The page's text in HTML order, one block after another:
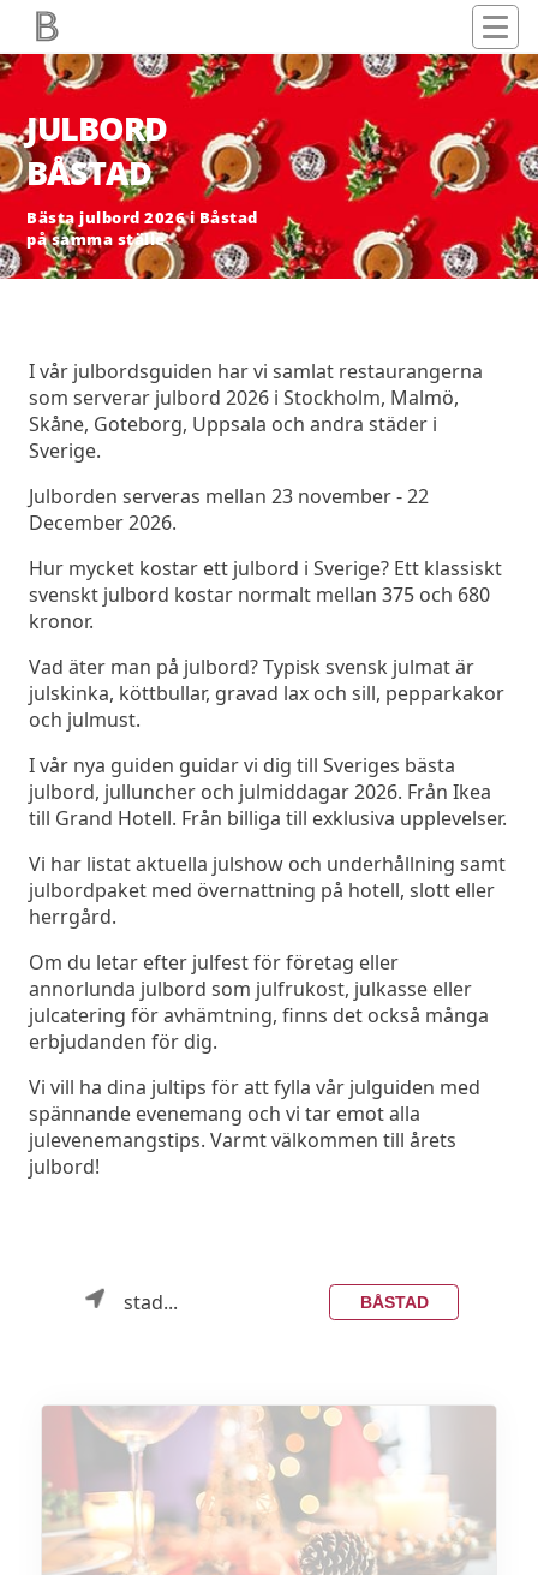
JULBORD
BÅSTAD
Bästa julbord 2026 i Båstad
på samma ställe
I vår julbordsguiden har vi samlat restaurangerna
som serverar julbord 2026 i Stockholm, Malmö,
Skåne, Goteborg, Uppsala och andra städer i
Sverige.
Julborden serveras mellan 23 november - 22
December 2026.
Hur mycket kostar ett julbord i Sverige? Ett klassiskt
svenskt julbord kostar normalt mellan 375 och 680
kronor.
Vad äter man på julbord? Typisk svensk julmat är
julskinka, köttbullar, gravad lax och sill, pepparkakor
och julmust.
I vår nya guiden guidar vi dig till Sveriges bästa
julbord, julluncher och julmiddagar 2026. Från Ikea
till Grand Hotell. Från billiga till exklusiva upplevelser.
Vi har listat aktuella julshow och underhållning samt
julbordpaket med övernattning på hotell, slott eller
herrgård.
Om du letar efter julfest för företag eller
annorlunda julbord som julfrukost, julkasse eller
julcatering för avhämtning, finns det också många
erbjudanden för dig.
Vi vill ha dina jultips för att fylla vår julguiden med
spännande evenemang och vi tar emot alla
julevenemangstips. Varmt välkommen till årets
julbord!
stad... BÅSTAD